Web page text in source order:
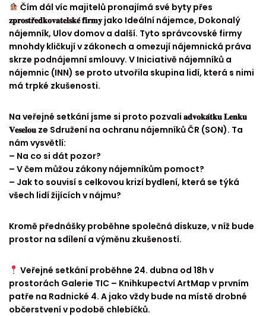
Čím dál víc majitelů pronajímá své byty přes
𝐳𝐩𝐫𝐨𝐬𝐭𝐫̌𝐞𝐝𝐤𝐨𝐯𝐚𝐭𝐞𝐥𝐬𝐤𝐞́ 𝐟𝐢𝐫𝐦𝐲 jako Ideální nájemce, Dokonalý
nájemník, Ulov domov a další. Tyto správcovské firmy
mnohdy kličkují v zákonech a omezují nájemnická práva
skrze podnájemní smlouvy. V Iniciativě nájemníků a
nájemnic (INN) se proto utvořila skupina lidí, která s nimi
má trpké zkušenosti.
Na veřejné setkání jsme si proto pozvali 𝐚𝐝𝐯𝐨𝐤𝐚́𝐭𝐤𝐮 𝐋𝐞𝐧𝐤𝐮
𝐕𝐞𝐬𝐞𝐥𝐨𝐮 ze Sdružení na ochranu nájemníků ČR (SON). Ta
nám vysvětlí:
– Na co si dát pozor?
– V čem můžou zákony nájemníkům pomoct?
– Jak to souvisí s celkovou krizí bydlení, která se týká
všech lidí žijících v nájmu?
Kromě přednášky proběhne společná diskuze, v níž bude
prostor na sdílení a výměnu zkušeností.
Veřejné setkání proběhne 24. dubna od 18h v
prostorách Galerie TIC – Knihkupectví ArtMap v prvním
patře na Radnické 4. A jako vždy bude na místě drobné
občerstvení v podobě chlebíčků.